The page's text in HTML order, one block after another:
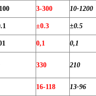
3-300 10-1200
±0.3 ±0.5
0,1 0,1
330 210
16-118 13-96